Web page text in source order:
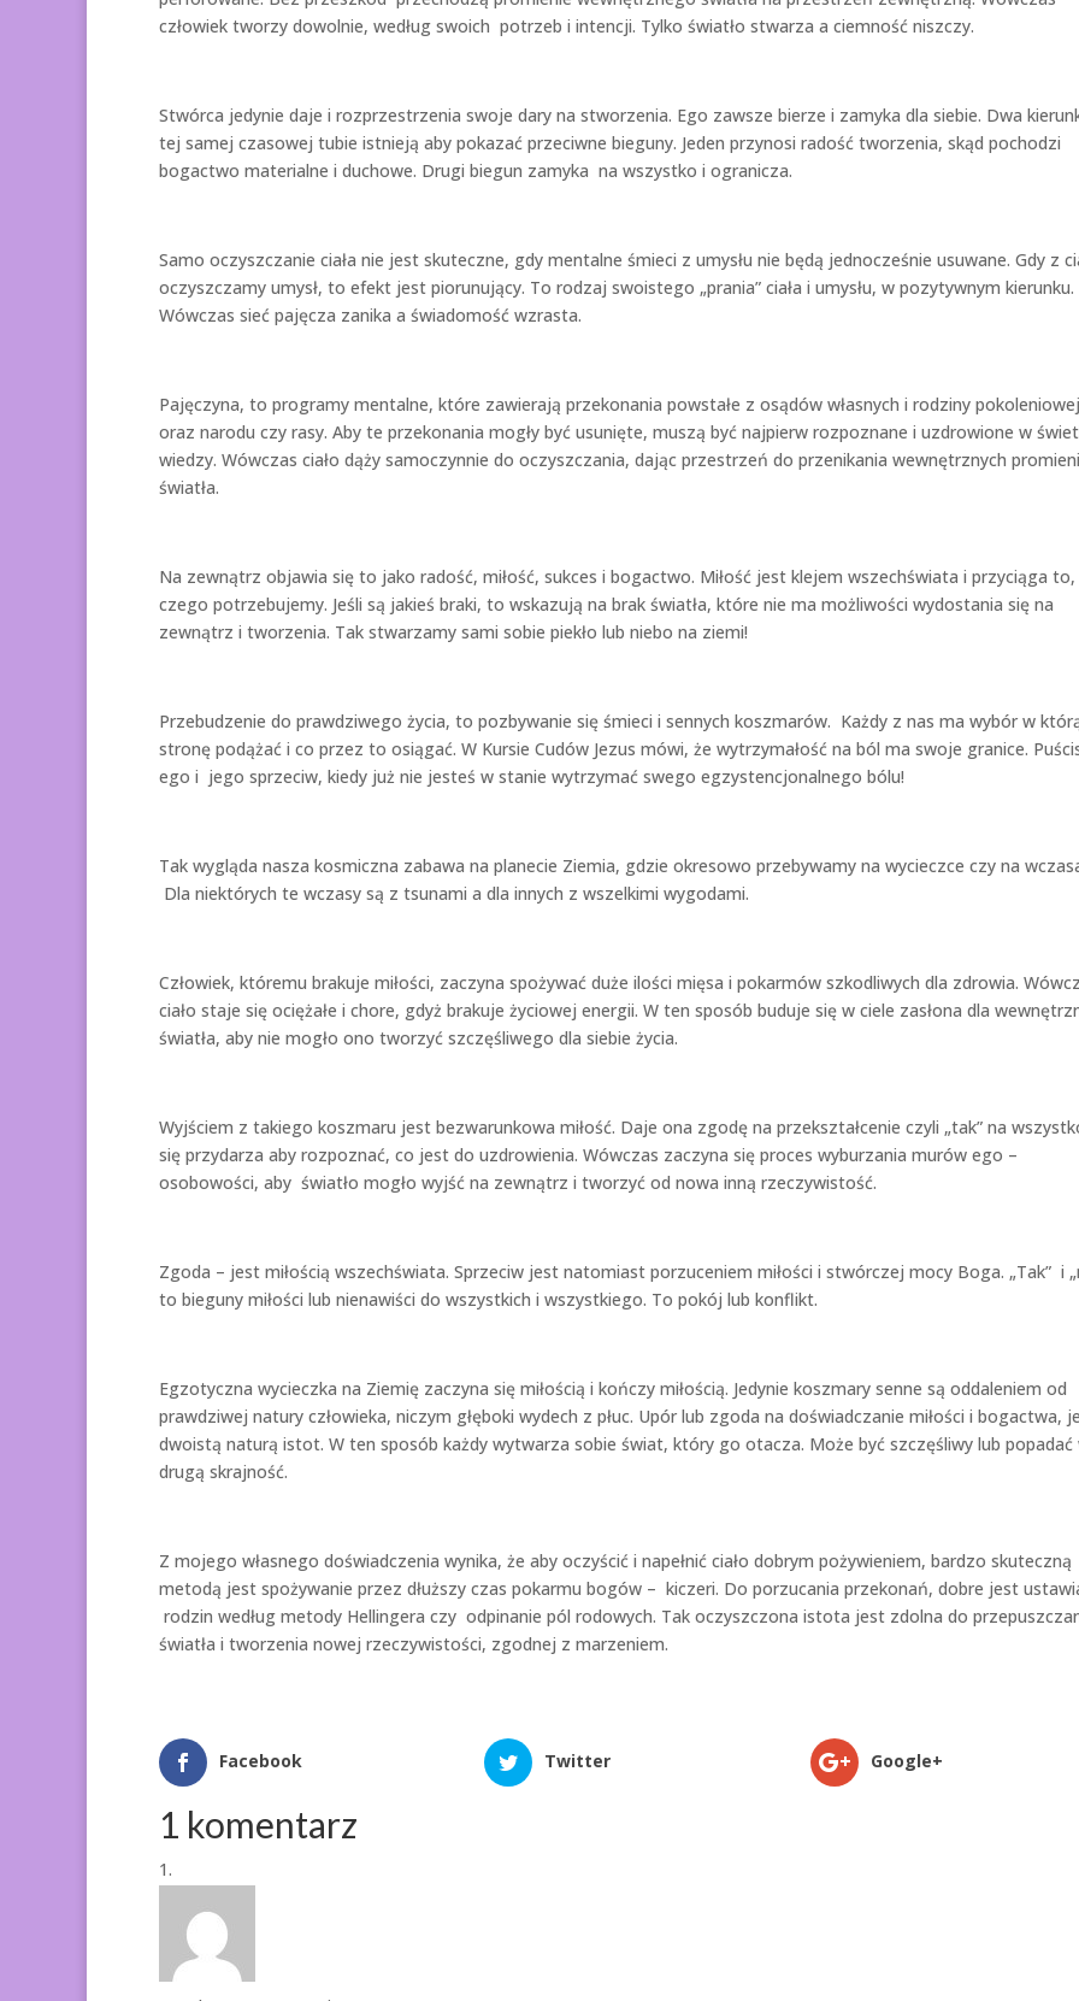
człowiek tworzy dowolnie, według swoich potrzeb i intencji. Tylko światło stwarza a ciemność niszczy.
Stwórca jedynie daje i rozprzestrzenia swoje dary na stworzenia. Ego zawsze bierze i zamyka dla siebie. Dwa
tej samej czasowej tubie istnieją aby pokazać przeciwne bieguny. Jeden przynosi radość tworzenia, skąd pochodzi
bogactwo materialne i duchowe. Drugi biegun zamyka na wszystko i ogranicza.
Samo oczyszczanie ciała nie jest skuteczne, gdy mentalne śmieci z umysłu nie będą jednocześnie usuwane. Gdy z
oczyszczamy umysł, to efekt jest piorunujący. To rodzaj swoistego „prania” ciała i umysłu, w pozytywnym kierunku.
Wówczas sieć pajęcza zanika a świadomość wzrasta.
Pajęczyna, to programy mentalne, które zawierają przekonania powstałe z osądów własnych i rodziny pokoleniowej
oraz narodu czy rasy. Aby te przekonania mogły być usunięte, muszą być najpierw rozpoznane i uzdrowione w
wiedzy. Wówczas ciało dąży samoczynnie do oczyszczania, dając przestrzeń do przenikania wewnętrznych promieni
światła.
Na zewnątrz objawia się to jako radość, miłość, sukces i bogactwo. Miłość jest klejem wszechświata i przyciąga to,
czego potrzebujemy. Jeśli są jakieś braki, to wskazują na brak światła, które nie ma możliwości wydostania się na
zewnątrz i tworzenia. Tak stwarzamy sami sobie piekło lub niebo na ziemi!
Przebudzenie do prawdziwego życia, to pozbywanie się śmieci i sennych koszmarów. Każdy z nas ma wybór w
stronę podążać i co przez to osiągać. W Kursie Cudów Jezus mówi, że wytrzymałość na ból ma swoje granice.
ego i jego sprzeciw, kiedy już nie jesteś w stanie wytrzymać swego egzystencjonalnego bólu!
Tak wygląda nasza kosmiczna zabawa na planecie Ziemia, gdzie okresowo przebywamy na wycieczce czy na
Dla niektórych te wczasy są z tsunami a dla innych z wszelkimi wygodami.
Człowiek, któremu brakuje miłości, zaczyna spożywać duże ilości mięsa i pokarmów szkodliwych dla zdrowia.
ciało staje się ociężałe i chore, gdyż brakuje życiowej energii. W ten sposób buduje się w ciele zasłona dla
światła, aby nie mogło ono tworzyć szczęśliwego dla siebie życia.
Wyjściem z takiego koszmaru jest bezwarunkowa miłość. Daje ona zgodę na przekształcenie czyli „tak” na
się przydarza aby rozpoznać, co jest do uzdrowienia. Wówczas zaczyna się proces wyburzania murów ego –
osobowości, aby światło mogło wyjść na zewnątrz i tworzyć od nowa inną rzeczywistość.
Zgoda – jest miłością wszechświata. Sprzeciw jest natomiast porzuceniem miłości i stwórczej mocy Boga. „Tak” i
to bieguny miłości lub nienawiści do wszystkich i wszystkiego. To pokój lub konflikt.
Egzotyczna wycieczka na Ziemię zaczyna się miłością i kończy miłością. Jedynie koszmary senne są oddaleniem od
prawdziwej natury człowieka, niczym głęboki wydech z płuc. Upór lub zgoda na doświadczanie miłości i bogactwa,
dwoistą naturą istot. W ten sposób każdy wytwarza sobie świat, który go otacza. Może być szczęśliwy lub popadać
drugą skrajność.
Z mojego własnego doświadczenia wynika, że aby oczyścić i napełnić ciało dobrym pożywieniem, bardzo skuteczną
metodą jest spożywanie przez dłuższy czas pokarmu bogów – kiczeri. Do porzucania przekonań, dobre jest
rodzin według metody Hellingera czy odpinanie pól rodowych. Tak oczyszczona istota jest zdolna do
światła i tworzenia nowej rzeczywistości, zgodnej z marzeniem.
Facebook Twitter Google+
1 komentarz